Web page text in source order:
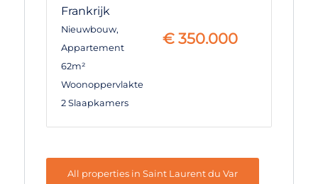
Frankrijk
Nieuwbouw,
Appartement
62m²
Woonoppervlakte
2 Slaapkamers
€ 350.000
All properties in Saint Laurent du Var